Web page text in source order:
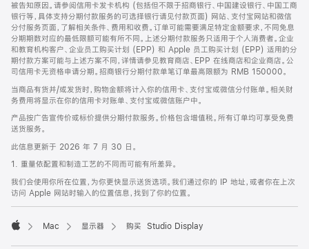
被告知原因。请参阅信用卡发卡机构 (包括但不限于招商银行、中国建设银行、中国工商
银行等，具体支持分期付款服务的可选择银行请见付款页面) 网站、支付宝网站和微信
分付服务页面，了解相关条件、费用和收费。订单可能需要满足特定金额要求，不同免息
分期期数对应的最低限额可能有所不同。上述分期付款服务只适用于个人消费者。企业
和教育机构客户、企业员工购买计划 (EPP) 和 Apple 员工购买计划 (EPP) 适用的分
期付款方案可能与上述方案不同，详情请参见教育商店、EPP 在线商店和企业商店。公
司信用卡无资格申请分期。招商银行分期付款单笔订单最高限额为 RMB 150000。
当商品有货并/或发货时，购物金额将计入你的信用卡、支付宝或微信分付账单。相关财
务费用将显示在你的信用卡对账单、支付宝或微信账户中。
产品按广告宣传价或标价提供分期付款服务。价格包含增值税。所有订单均可享受免费
送货服务。
此信息更新于 2026 年 7 月 30 日。
1. 重量依配置和制造工艺的不同而可能有所差异。
我们会使用你所在位置，为你更快显示送货选项。我们通过你的 IP 地址，或者你在上次
访问 Apple 网站时输入的位置信息，找到了你的位置。
Mac 显示器 购买 Studio Display